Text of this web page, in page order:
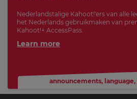
Nederlandstalige Kahoot!'ers van alle
het Nederlands gebruikmaken van
Kahoot!+ AccessPass.
Learn more
announcements, language,